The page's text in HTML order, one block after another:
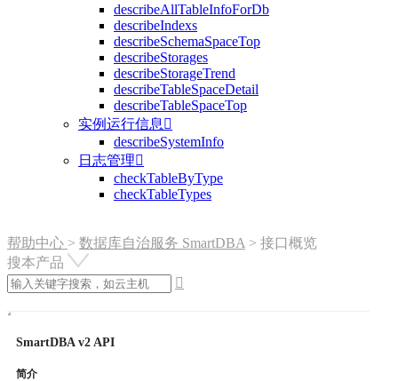
describeAllTableInfoForDb
describeIndexs
describeSchemaSpaceTop
describeStorages
describeStorageTrend
describeTableSpaceDetail
describeTableSpaceTop
实例运行信息 
describeSystemInfo
日志管理
checkTableByType
checkTableTypes
帮助中心 > 数据库自治服务 SmartDBA > 接口概览
搜本产品

SmartDBA v2 API
简介